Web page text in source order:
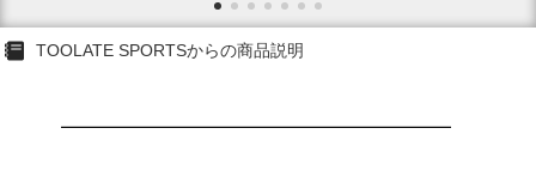
TOOLATE SPORTSからの商品説明